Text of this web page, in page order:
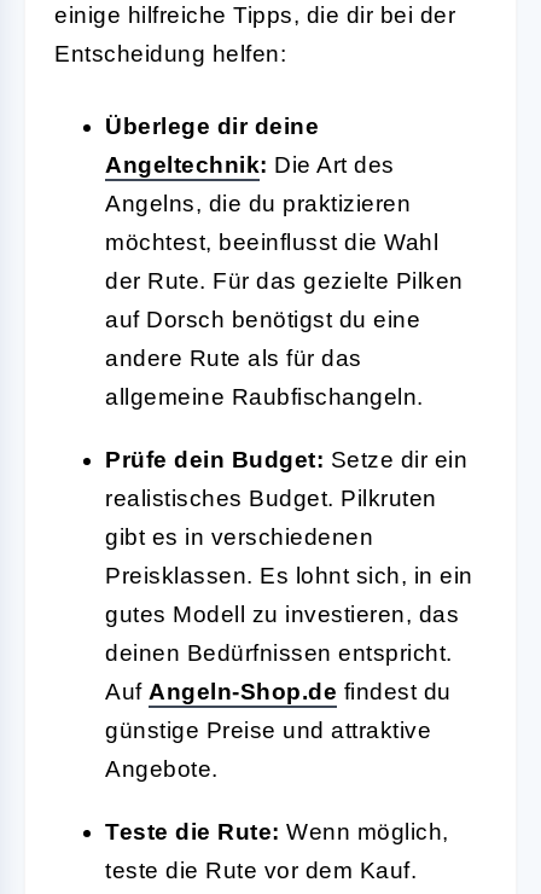
einige hilfreiche Tipps, die dir bei der
Entscheidung helfen:
Überlege dir deine
Angeltechnik: Die Art des
Angelns, die du praktizieren
möchtest, beeinflusst die Wahl
der Rute. Für das gezielte Pilken
auf Dorsch benötigst du eine
andere Rute als für das
allgemeine Raubfischangeln.
Prüfe dein Budget: Setze dir ein
realistisches Budget. Pilkruten
gibt es in verschiedenen
Preisklassen. Es lohnt sich, in ein
gutes Modell zu investieren, das
deinen Bedürfnissen entspricht.
Auf Angeln-Shop.de findest du
günstige Preise und attraktive
Angebote.
Teste die Rute: Wenn möglich,
teste die Rute vor dem Kauf.